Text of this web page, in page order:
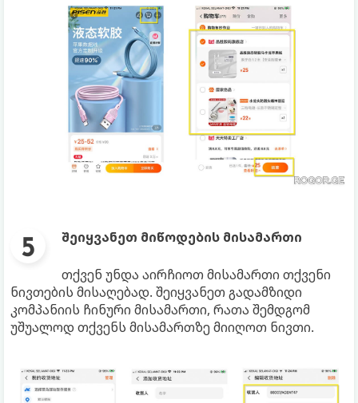
შეიყვანეთ მიწოდების მისამართი
თქვენ უნდა აირჩიოთ მისამართი თქვენი
ნივთების მისაღებად. შეიყვანეთ გადამზიდი
კომპანიის ჩინური მისამართი, რათა შემდგომ
უშუალოდ თქვენს მისამართზე მიიღოთ ნივთი.